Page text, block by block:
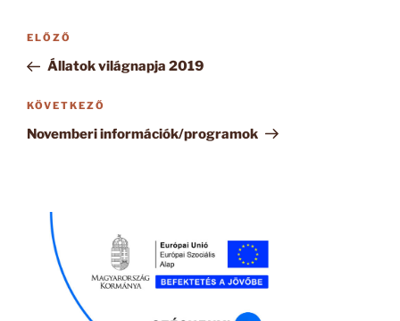
Bejegyzés
navigáció
Korábbi
bejegyzés
ELŐZŐ
Állatok világnapja 2019
Következő
bejegyzés
KÖVETKEZŐ
Novemberi információk/programok